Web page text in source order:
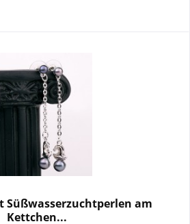
Süßwasserzuchtperlen am
Kettchen...